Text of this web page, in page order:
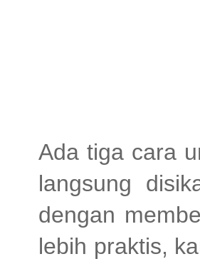
Ada tiga cara
langsung
dengan
lebih praktis,